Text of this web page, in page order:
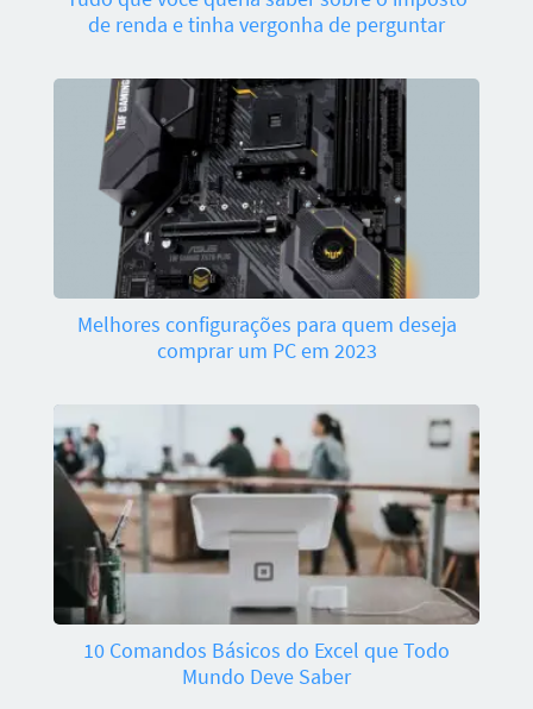
de renda e tinha vergonha de perguntar
Melhores configurações para quem deseja
comprar um PC em 2023
10 Comandos Básicos do Excel que Todo
Mundo Deve Saber